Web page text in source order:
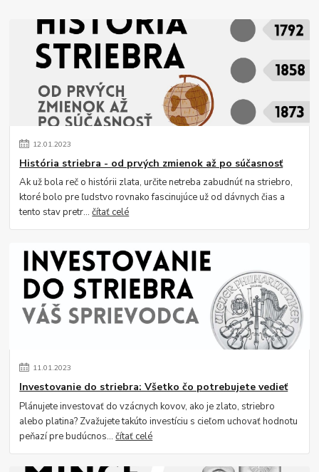
12.01.2023
História striebra - od prvých zmienok až po súčasnosť
Ak už bola reč o histórii zlata, určite netreba zabudnúť na striebro,
ktoré bolo pre ľudstvo rovnako fascinujúce už od dávnych čias a
tento stav pretr...čítať celé
11.01.2023
Investovanie do striebra: Všetko čo potrebujete vedieť
Plánujete investovať do vzácnych kovov, ako je zlato, striebro
alebo platina? Zvažujete takúto investíciu s cieľom uchovať hodnotu
peňazí pre budúcnos...čítať celé